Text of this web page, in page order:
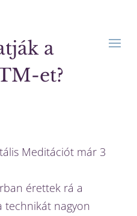
a
et?
Meditációt már 3
érettek rá a
technikát nagyon